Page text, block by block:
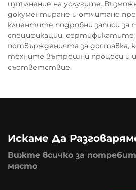
изпълнение на услугите.
документиране и отчитане
клиентите подробни записи за
спецификации, сертификатите
потвържденията за доставка,
техните вътрешни процеси и
съответствие.
Искаме Да
Вижте всичко за
място